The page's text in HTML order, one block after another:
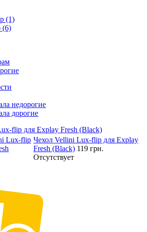
(1)
(6)
недорогие
дорогие
flip для Explay Fresh (Black)
Чехол Vellini Lux-flip для Explay
Fresh (Black) 119 грн.
Отсутствует